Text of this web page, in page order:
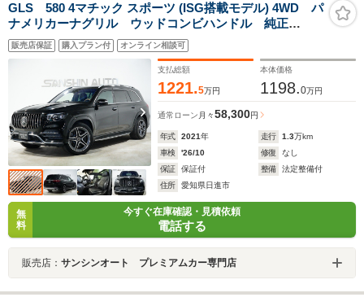
GLS 580 4マチック スポーツ (ISG搭載モデル) 4WD パ
ナメリカーナグリル ウッドコンビハンドル 純正
AMG21インチAW HUD ブルメスターサウンド 前後
ドラレコ パノラマルーフ シートH ベンチレーショ
ン レーダーセーフティーP
販売店保証 購入プラン付 オンライン相談可
支払総額
1221.5万円
本体価格
1198.0万円
通常ローン 月々58,300円
年式 2021年 走行 1.3万km
車検
'26/10 修復
なし
保証
保証付 整備
法定整備付
住所
愛知県日進市
無
料
今すぐ在庫確認・見積依頼
電話する
販売店： サンシンオート プレミアムカー専門店